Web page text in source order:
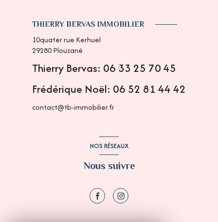
THIERRY BERVAS IMMOBILIER
10quater rue Kerhuel
29280Plouzané
Thierry Bervas: 06 33 25 70 45
Frédérique Noël: 06 52 81 44 42
contact@tb-immobilier.fr
NOS RÉSEAUX
Nous suivre